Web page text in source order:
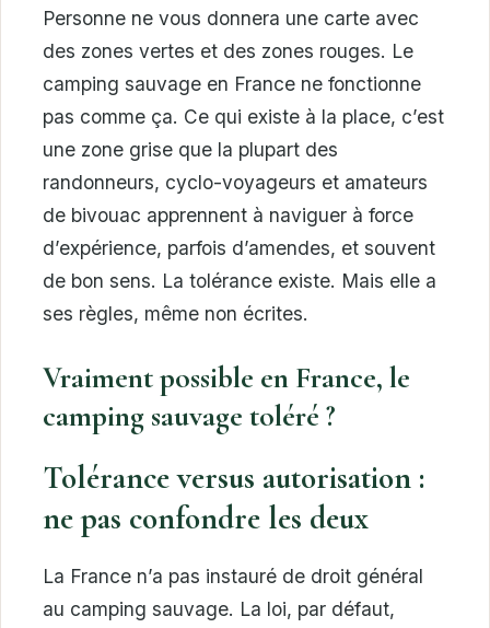
Personne ne vous donnera une carte avec
des zones vertes et des zones rouges. Le
camping sauvage en France ne fonctionne
pas comme ça. Ce qui existe à la place, c’est
une zone grise que la plupart des
randonneurs, cyclo-voyageurs et amateurs
de bivouac apprennent à naviguer à force
d’expérience, parfois d’amendes, et souvent
de bon sens. La tolérance existe. Mais elle a
ses règles, même non écrites.
Vraiment possible en France, le
camping sauvage toléré ?
Tolérance versus autorisation :
ne pas confondre les deux
La France n’a pas instauré de droit général
au camping sauvage. La loi, par défaut,